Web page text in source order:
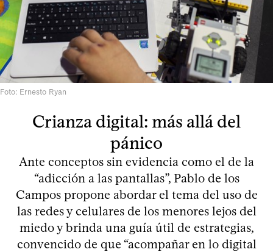
Foto: Ernesto Ryan
Crianza digital: más allá del
pánico
Ante conceptos sin evidencia como el de la
“adicción a las pantallas”, Pablo de los
Campos propone abordar el tema del uso de
las redes y celulares de los menores lejos del
miedo y brinda una guía útil de estrategias,
convencido de que “acompañar en lo digital